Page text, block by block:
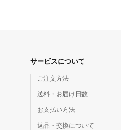
サービスについて
ご注文方法
送料・お届け日数
お支払い方法
返品・交換について